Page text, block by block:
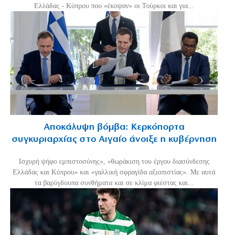
Ελλάδας - Κύπρου που «έκοψαν» οι Τούρκοι και για...
Αποκάλυψη βόμβα: Κερκόπορτα
συγκυριαρχίας στο Αιγαίο άνοιξε η κυβέρνηση
Ισχυρή ψήφο εμπιστοσύνης», «θωράκιση του έργου διασύνδεσης
Ελλάδας και Κύπρου» και «γαλλική σφραγίδα αξιοπιστίας». Με αυτά
τα βαρύγδουπα συνθήματα και σε κλίμα φιέστας και...